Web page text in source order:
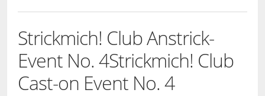
Strickmich! Club Anstrick-
Event No. 4Strickmich! Club
Cast-on Event No. 4